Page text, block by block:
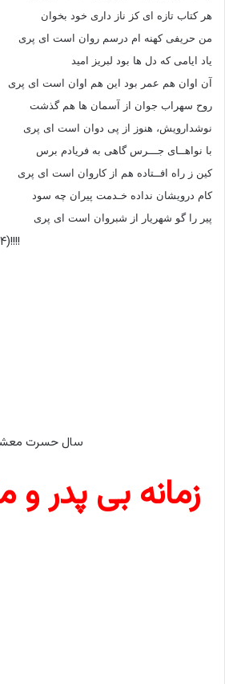
هر کتاب تازه ای کز ناز داری خود بخوان
من حریفی کهنه ام درسم روان است ای پری
یاد ایامی که دل ها بود لبریز امید
آن اوان هم عمر بود این هم اوان است ای پری
روح سهراب جوان از آسمان ها هم گذشت
نوشدارویش، هنوز از پی دوان است ای پری
با نواهــای جـــرس گاهی به فریادم برس
کین ز راه افــتاده هم از کاروان است ای پری
کام درویشان نداده خـدمت پیران چه سود
پیر را گو شهریار از شبروان است ای پری
۹۹ – ۸۲ = ۱۷ سال
زمانه بی پدر و